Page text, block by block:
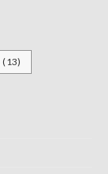
(13)